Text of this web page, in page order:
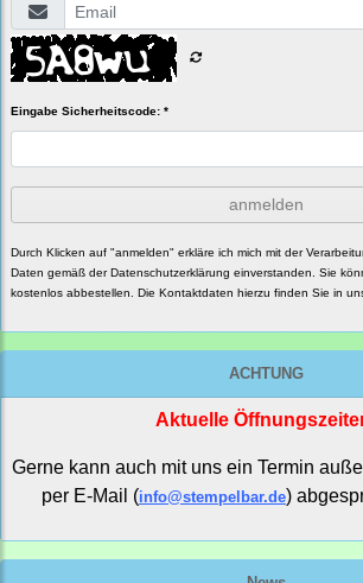
Eingabe Sicherheitscode: *
anmelden
Durch Klicken auf "anmelden" erkläre ich mich mit der
Daten gemäß derDatenschutzerklärung einverstanden. Sie
kostenlos abbestellen. Die Kontaktdaten hierzu finden Sie in
ACHTUNG
Aktuelle
Gerne kann auch mit uns ein Termin
per E-Mail (info@stempelbar.de)